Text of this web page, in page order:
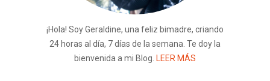
¡Hola! Soy Geraldine, una feliz bimadre, criando
24 horas al día, 7 días de la semana. Te doy la
bienvenida a mi Blog. LEER MÁS